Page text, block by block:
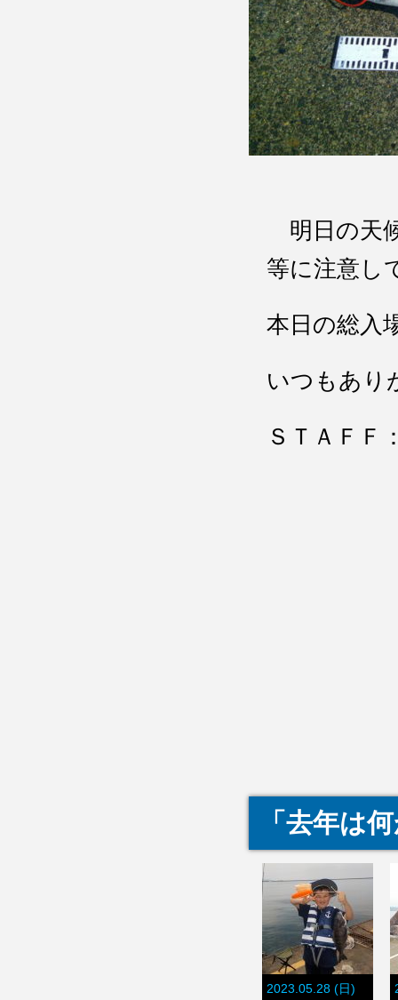
明日の天
等に注意し
本日の総入
いつもあり
ＳＴＡＦＦ
「去年は
2023.05.28 (日)